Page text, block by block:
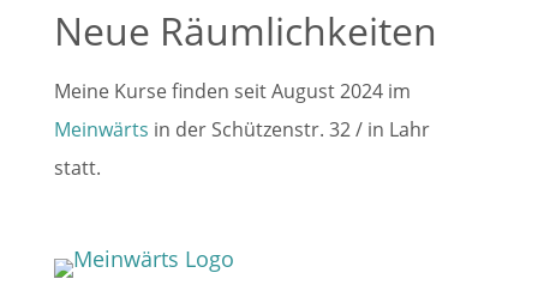
Neue Räumlichkeiten
Meine Kurse finden seit August 2024 im
Meinwärts in der Schützenstr. 32 / in Lahr
statt.